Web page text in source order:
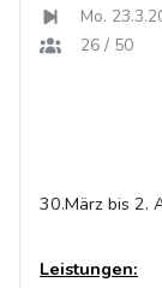
Mo.
26 / 50
30.März bis 2.
Leistungen: